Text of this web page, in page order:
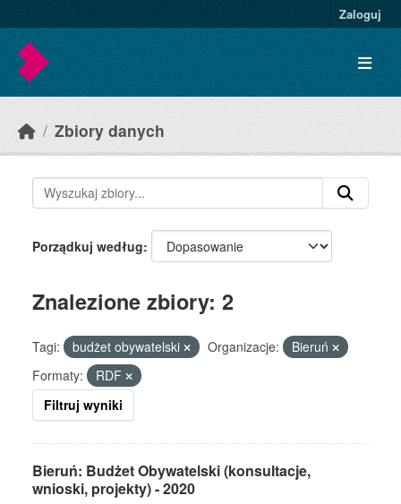
Zaloguj
Zbiory danych
Porządkuj według
Znalezione zbiory: 2
Tagi: budżet obywatelski Organizacje:
Bieruń
Formaty:
RDF
Filtruj wyniki
Bieruń: Budżet Obywatelski (konsultacje,
wnioski, projekty) - 2020